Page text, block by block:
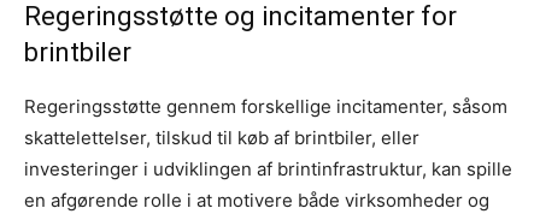
Regeringsstøtte og incitamenter for
brintbiler
Regeringsstøtte gennem forskellige incitamenter, såsom
skattelettelser, tilskud til køb af brintbiler, eller
investeringer i udviklingen af brintinfrastruktur, kan spille
en afgørende rolle i at motivere både virksomheder og